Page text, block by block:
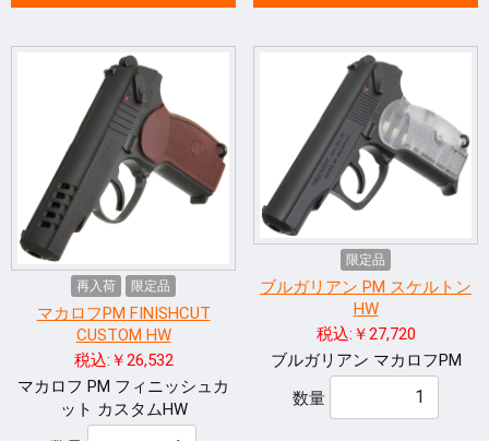
再入荷 限定品
マカロフPM FINISHCUT
CUSTOM HW
税込:￥26,532
マカロフ PM フィニッシュカ
ット カスタムHW
限定品
ブルガリアン PM スケルトン
HW
税込:￥27,720
ブルガリアン マカロフPM
数量